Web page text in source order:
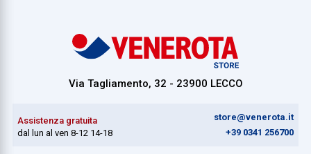
Via Tagliamento, 32 - 23900 LECCO
Assistenza gratuita
dal lun al ven 8-12 14-18
store@venerota.it
+39 0341 256700